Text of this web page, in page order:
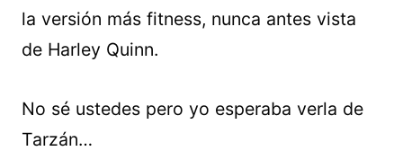
la versión más fitness, nunca antes vista
de Harley Quinn.
No sé ustedes pero yo esperaba verla de
Tarzán…